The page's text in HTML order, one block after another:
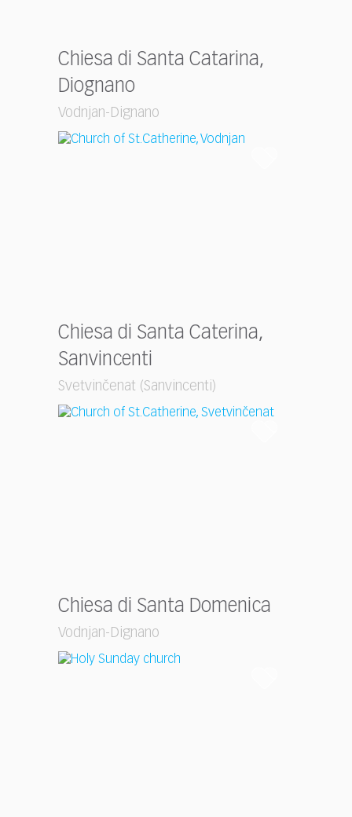
Chiesa di Santa Catarina,
Diognano
Vodnjan-Dignano
Chiesa di Santa Caterina,
Sanvincenti
Svetvinčenat (Sanvincenti)
Chiesa di Santa Domenica
Vodnjan-Dignano